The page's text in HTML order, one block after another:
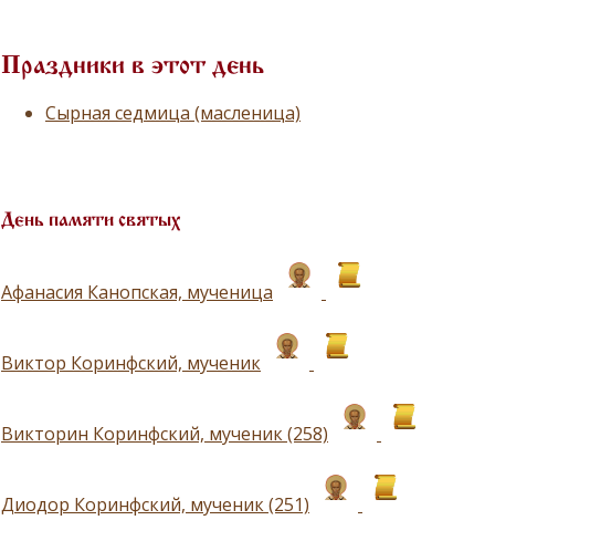
Праздники в этот день
Сырная седмица (масленица)
День памяти святых
Афанасия Канопская, мученица
Виктор Коринфский, мученик
Викторин Коринфский, мученик (258)
Диодор Коринфский, мученик (251)